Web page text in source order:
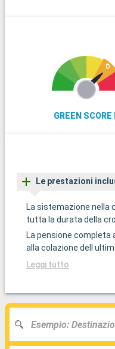
GREEN SCORE
Le prestazioni
La sistemazione nella
tutta la durata della
La pensione completa
alla colazione dell
Leggi tutto